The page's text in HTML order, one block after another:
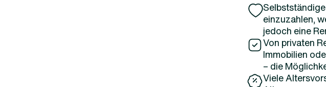
einzuzahlen,
jedoch eine
Von privaten
Immobilien
– die
Viele